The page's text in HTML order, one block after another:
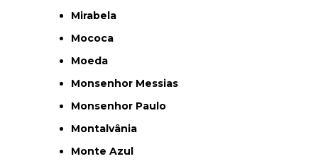
Mirabela
Mococa
Moeda
Monsenhor Messias
Monsenhor Paulo
Montalvânia
Monte Azul